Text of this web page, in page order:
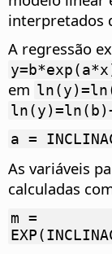
interpretados
A regressão
em
a =
As variáveis
calculadas
m =